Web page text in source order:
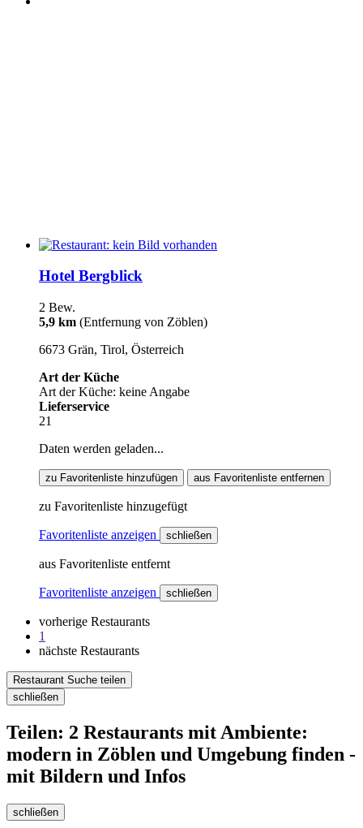
Hotel Bergblick
2 Bew.
5,9 km (Entfernung von Zöblen)
6673 Grän, Tirol, Österreich
Art der Küche
Art der Küche: keine Angabe
Lieferservice
21
Daten werden geladen...
zu Favoritenliste hinzufügen aus Favoritenliste entfernen
zu Favoritenliste hinzugefügt
Favoritenliste anzeigen schließen
aus Favoritenliste entfernt
Favoritenliste anzeigen schließen
vorherige Restaurants
1
nächste Restaurants
Restaurant Suche teilen
schließen
Teilen: 2 Restaurants mit Ambiente:
modern in Zöblen und Umgebung finden -
mit Bildern und Infos
schließen